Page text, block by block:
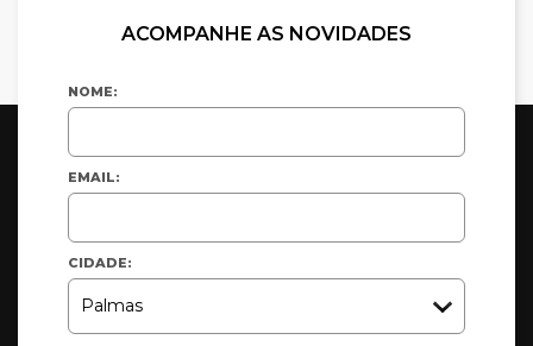
ACOMPANHE AS NOVIDADES
NOME:
EMAIL:
CIDADE: